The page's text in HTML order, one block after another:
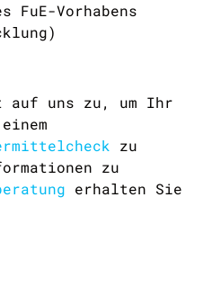
FuE-Vorhabens
auf uns zu, um Ihr
zu
zu
erhalten Sie